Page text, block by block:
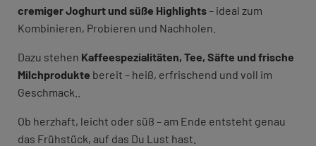
cremiger Joghurtund süße Highlights– ideal zum
Kombinieren, Probieren und Nachholen.
Dazu stehen Kaffeespezialitäten, Tee, Säfte und frische
Milchprodukte bereit – heiß, erfrischend und voll im
Geschmack..
Ob herzhaft, leicht oder süß – am Ende entsteht genau
das Frühstück, auf das Du Lust hast.